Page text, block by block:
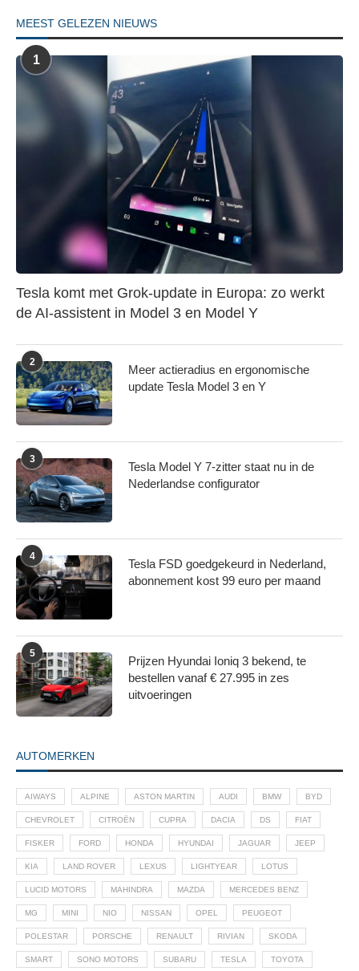
MEEST GELEZEN NIEUWS
1
Tesla komt met Grok-update in Europa: zo werkt
de AI-assistent in Model 3 en Model Y
2
Meer actieradius en ergonomische
update Tesla Model 3 en Y
3
Tesla Model Y 7-zitter staat nu in de
Nederlandse configurator
4
Tesla FSD goedgekeurd in Nederland,
abonnement kost 99 euro per maand
5
Prijzen Hyundai Ioniq 3 bekend, te
bestellen vanaf € 27.995 in zes
uitvoeringen
AUTOMERKEN
AIWAYS ALPINE ASTON MARTIN AUDI BMW BYD
CHEVROLET CITROËN CUPRA DACIA DS FIAT
FISKER FORD HONDA HYUNDAI JAGUAR JEEP
KIA LAND ROVER LEXUS LIGHTYEAR LOTUS
LUCID MOTORS MAHINDRA MAZDA MERCEDES BENZ
MG MINI NIO NISSAN OPEL PEUGEOT
POLESTAR PORSCHE RENAULT RIVIAN SKODA
SMART SONO MOTORS SUBARU TESLA TOYOTA